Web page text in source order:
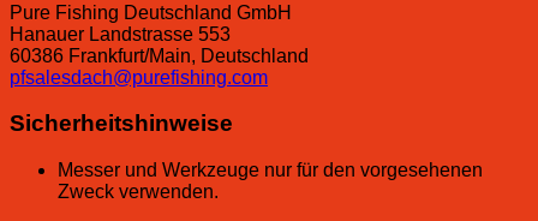
Pure Fishing Deutschland GmbH
Hanauer Landstrasse 553
60386 Frankfurt/Main, Deutschland
pfsalesdach@purefishing.com
Sicherheitshinweise
Messer und Werkzeuge nur für den vorgesehenen
Zweck verwenden.